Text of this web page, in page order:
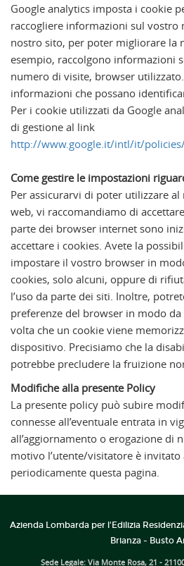
Google analytics imposta i cookie
raccogliere informazioni sul vostro
nostro sito, per poter migliorare la
esempio, raccolgono informazioni
numero di visite, browser
informazioni che possano
Per i cookie utilizzati da Google
di gestione al link
http://www.google.it/intl/it/
Come gestire le impostazioni
Per assicurarvi di poter utilizzare
web, vi raccomandiamo di
parte dei browser internet sono
accettare i cookies. Avete la
impostare il vostro browser in
cookies, solo alcuni, oppure di
l’uso da parte dei siti. Inoltre,
preferenze del browser in modo da
volta che un cookie viene
dispositivo. Precisiamo che la
potrebbe precludere la fruizione
Modifiche alla presente Policy
La presente policy può subire
connesse all’eventuale entrata in
all’aggiornamento o erogazione di
motivo l’utente/visitatore è invitato
periodicamente questa pagina.
Azienda Lombarda per l'Edilizia
Brianza - Busto
Sede Legale: Via Monte Rosa, 21 -